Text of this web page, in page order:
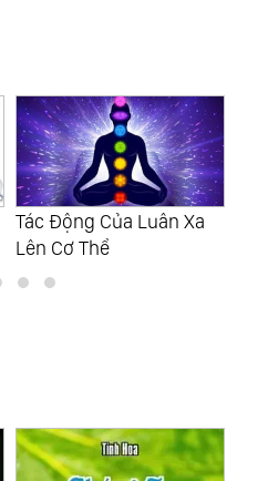
Luân Xa 1: Sự Sinh Tồn,
Sống Còn